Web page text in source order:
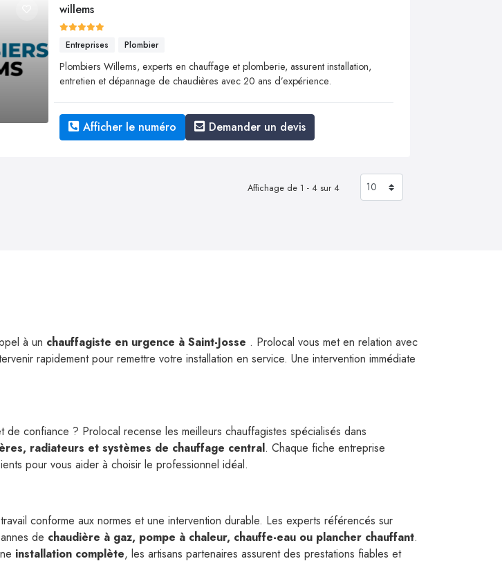
willems
Entreprises Plombier
Plombiers Willems, experts en chauffage et plomberie, assurent installation,
entretien et dépannage de chaudières avec 20 ans d’expérience.
Afficher le numéro Demander un devis
Affichage de 1 - 4 sur 4
à un chauffagiste en urgence à Saint-Josse . Prolocal vous met en relation avec
rapidement pour remettre votre installation en service. Une intervention immédiate
de confiance ? Prolocal recense les meilleurs chauffagistes spécialisés dans
radiateurs et systèmes de chauffage central. Chaque fiche entreprise
pour vous aider à choisir le professionnel idéal.
conforme aux normes et une intervention durable. Les experts référencés sur
de chaudière à gaz, pompe à chaleur, chauffe-eau ou plancher chauffant.
installation complète, les artisans partenaires assurent des prestations fiables et